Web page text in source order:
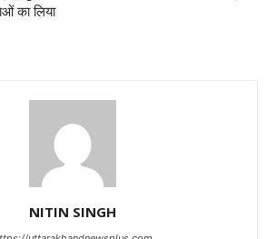
का लिया
NITIN SINGH